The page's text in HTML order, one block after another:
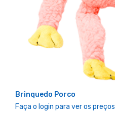
Brinquedo Porco
Faça o login para ver os preços